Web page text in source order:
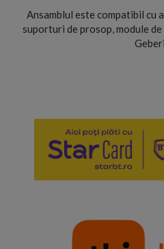
Ansamblul este compatibil cu
suporturi de prosop, module